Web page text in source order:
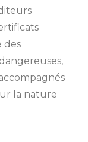
des
la nature